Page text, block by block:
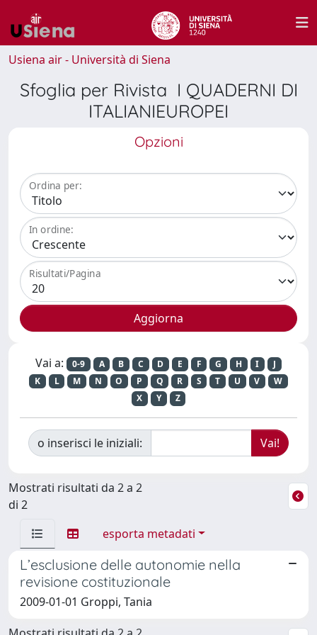
Usiena air - Università di Siena
Sfoglia per Rivista I QUADERNI DI
ITALIANIEUROPEI
Opzioni
Ordina per:
In ordine:
Risultati/Pagina
Vai a: 0-9 A B C D E F G H I
J
K
L M N O P Q R S T U V
W
X
Y Z
o inserisci le iniziali:
Mostrati risultati da 2 a 2
di 2
esporta metadati
L’esclusione delle autonomie nella
revisione costituzionale
2009-01-01 Groppi, Tania